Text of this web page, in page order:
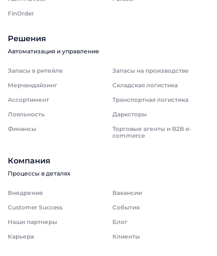
FinOrder
Решения
Автоматизация и управление
Запасы в ритейле
Запасы на производстве
Мерчандайзинг
Складская логистика
Ассортимент
Транспортная логистика
Лояльность
Дарксторы
Финансы
Торговые агенты и B2B e-
commerce
Компания
Процессы в деталях
Внедрение
Вакансии
Customer Success
События
Наши партнеры
Блог
Карьера
Клиенты